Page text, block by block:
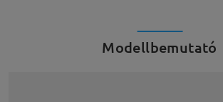
Modellbemutató